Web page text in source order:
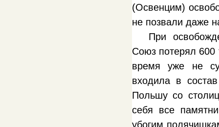
(Освенцим)
не позвали даже
При
Союз потерял
время уже не
входила в
Польшу со
себя все
убогим